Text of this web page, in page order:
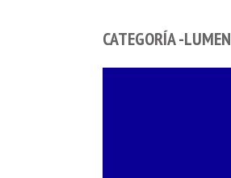
CATEGORÍA -LUMEN